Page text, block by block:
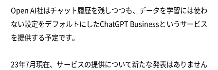
Open AI社はチャット履歴を残しつつも、データを学習には使わ
ない設定をデフォルトにしたChatGPT Businessというサービス
を提供する予定です。
23年7月現在、サービスの提供について新たな発表はありません